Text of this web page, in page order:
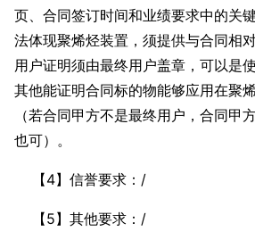
页、合同签订时间和业绩要求中的关
法体现聚烯烃装置，须提供与合同相
用户证明须由最终用户盖章，可以是
其他能证明合同标的物能够应用在聚
（若合同甲方不是最终用户，合同甲
也可）。
【4】信誉要求：/
【5】其他要求：/